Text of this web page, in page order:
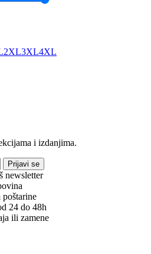
2XL3XL4XL
i izdanjima.
Prijavi se
newsletter
poštarine
24 do 48h
ili zamene